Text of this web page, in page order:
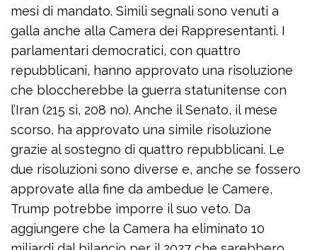
mesi di mandato. Simili segnali sono venuti a
galla anche alla Camera dei Rappresentanti. I
parlamentari democratici, con quattro
repubblicani, hanno approvato una risoluzione
che bloccherebbe la guerra statunitense con
l’Iran (215 sì, 208 no). Anche il Senato, il mese
scorso, ha approvato una simile risoluzione
grazie al sostegno di quattro repubblicani. Le
due risoluzioni sono diverse e, anche se fossero
approvate alla fine da ambedue le Camere,
Trump potrebbe imporre il suo veto. Da
aggiungere che la Camera ha eliminato 10